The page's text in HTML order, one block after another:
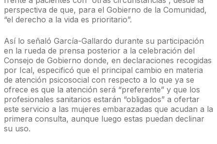
perspectiva de que, para el Gobierno de la Comunidad,
“el derecho a la vida es prioritario”.
Así lo señaló García-Gallardo durante su participación
en la rueda de prensa posterior a la celebración del
Consejo de Gobierno donde, en declaraciones recogidas
por Ical, especificó que el principal cambio en materia
de atención psicosocial con respecto a lo que ya se
ofrece es que la atención será “preferente” y que los
profesionales sanitarios estarán “obligados” a ofertar
este servicio a las mujeres embarazadas que acudan a la
primera consulta, aunque luego estas puedan declinar
su uso.